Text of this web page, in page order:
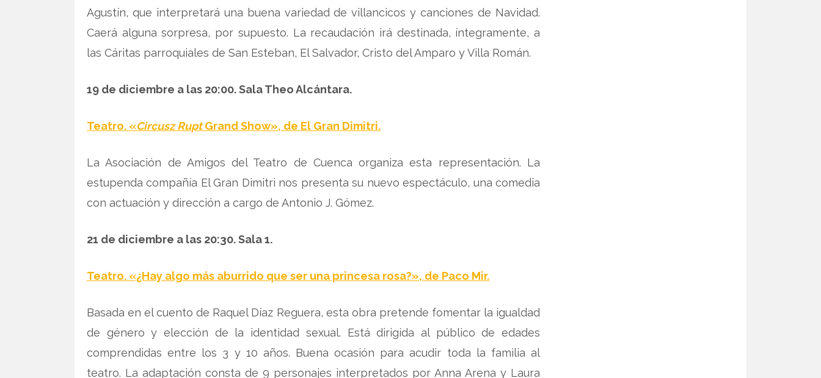
Agustín, que interpretará una buena variedad de villancicos y canciones de Navidad.
Caerá alguna sorpresa, por supuesto. La recaudación irá destinada, íntegramente, a
las Cáritas parroquiales de San Esteban, El Salvador, Cristo del Amparo y Villa Román.
19 de diciembre a las 20:00. Sala Theo Alcántara.
Teatro. «Circusz RuptGrand Show», de El Gran Dimitri.
La Asociación de Amigos del Teatro de Cuenca organiza esta representación. La
estupenda compañía El Gran Dimitri nos presenta su nuevo espectáculo, una comedia
con actuación y dirección a cargo de Antonio J. Gómez.
21 de diciembre a las 20:30. Sala 1.
Teatro. «¿Hay algo más aburrido que ser una princesa rosa?», de Paco Mir.
Basada en el cuento de Raquel Díaz Reguera, esta obra pretende fomentar la igualdad
de género y elección de la identidad sexual. Está dirigida al público de edades
comprendidas entre los 3 y 10 años. Buena ocasión para acudir toda la familia al
teatro. La adaptación consta de 9 personajes interpretados por Anna Arena y Laura